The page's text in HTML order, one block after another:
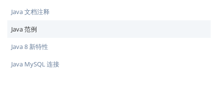
Java 文档注释
Java 范例
Java 8 新特性
Java MySQL 连接